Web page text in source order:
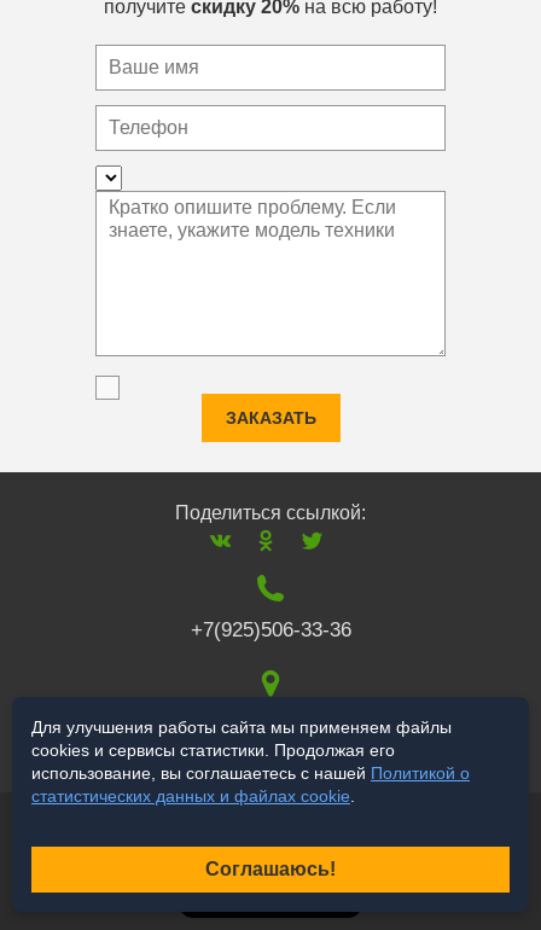
получите скидку 20% на всю работу!
ЗАКАЗАТЬ
Поделиться ссылкой:
+7(925)506-33-36
117519,г. Москва,
Варшавское ш., 132
Продвижение сайта
Для улучшения работы сайта мы применяем файлы
cookies и сервисы статистики. Продолжая его
использование, вы соглашаетесь с нашей Политикой о
статистических данных и файлах cookie
Соглашаюсь!